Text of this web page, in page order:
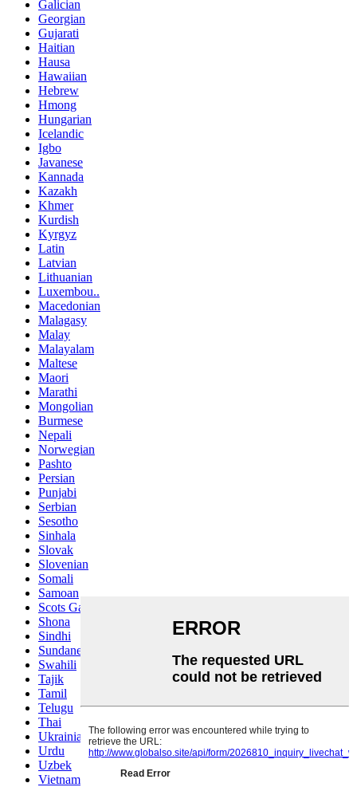
Galician
Georgian
Gujarati
Haitian
Hausa
Hawaiian
Hebrew
Hmong
Hungarian
Icelandic
Igbo
Javanese
Kannada
Kazakh
Khmer
Kurdish
Kyrgyz
Latin
Latvian
Lithuanian
Luxembou..
Macedonian
Malagasy
Malay
Malayalam
Maltese
Maori
Marathi
Mongolian
Burmese
Nepali
Norwegian
Pashto
Persian
Punjabi
Serbian
Sesotho
Sinhala
Slovak
Slovenian
Somali
Samoan
Scots Gaelic
Shona
Sindhi
Sundanese
Swahili
Tajik
Tamil
Telugu
Thai
Ukrainian
Urdu
Uzbek
Vietnamese